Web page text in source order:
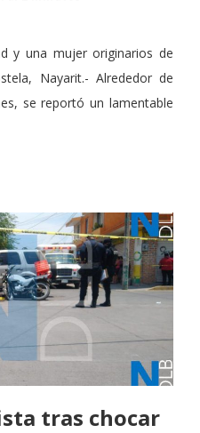
y una mujer originarios de
Nayarit.- Alrededor de
se reportó un lamentable
tras chocar